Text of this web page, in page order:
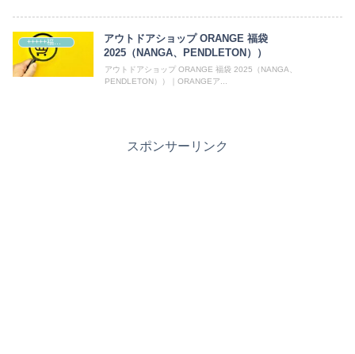
+++++福袋++++++
アウトドアショップ ORANGE 福袋
2025（NANGA、PENDLETON））
アウトドアショップ ORANGE 福袋 2025（NANGA、
PENDLETON））｜ORANGEア...
スポンサーリンク